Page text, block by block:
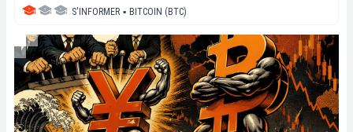
S'INFORMER ▪ BITCOIN (BTC)